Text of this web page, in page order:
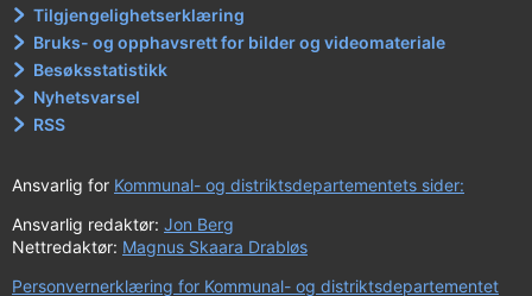
Tilgjengelighetserklæring
Bruks- og opphavsrett for bilder og videomateriale
Besøksstatistikk
Nyhetsvarsel
RSS
Ansvarlig for Kommunal- og distriktsdepartementets sider:
Ansvarlig redaktør: Jon Berg
Nettredaktør: Magnus Skaara Drabløs
Personvernerklæring for Kommunal- og distriktsdepartementet